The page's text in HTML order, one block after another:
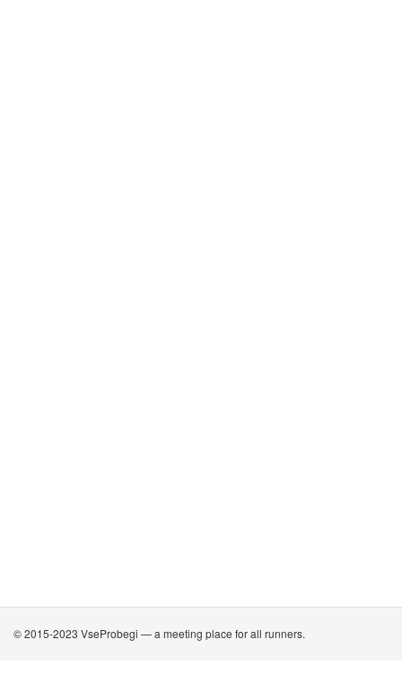
© 2015-2023 VseProbegi — a meeting place for all runners.